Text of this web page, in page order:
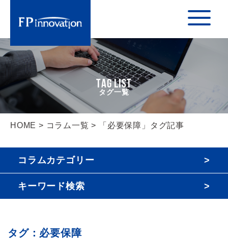
TAG LIST
HOME > コラム一覧 > 「必要保障」タグ記事
コラムカテゴリー
キーワード検索
タグ：必要保障